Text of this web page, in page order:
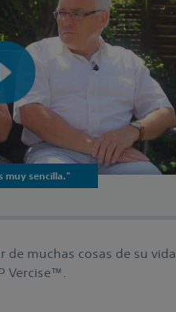
muy sencilla."
de muchas cosas de su vida
Vercise™.